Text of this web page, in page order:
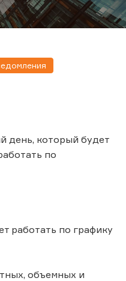
день, который будет
по
работать по графику
объемных и